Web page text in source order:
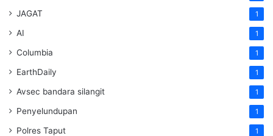
JAGAT 1
AI 1
Columbia 1
EarthDaily 1
Avsec bandara silangit 1
Penyelundupan 1
Polres Taput 1